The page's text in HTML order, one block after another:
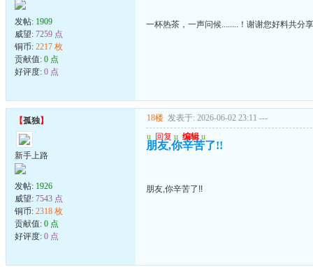
发帖: 1909
威望: 7259 点
铜币: 2217 枚
贡献值: 0 点
好评度: 0 点
一杯热茶，一声问候........！谢谢您好料共分
【孤独】
新手上路
发帖: 1926
威望: 7543 点
铜币: 2318 枚
贡献值: 0 点
好评度: 0 点
18楼 发表于: 2026-06-02 23:11 ---
u 回复 u 编辑 u
朋友,你辛苦了!!
朋友,你辛苦了!!